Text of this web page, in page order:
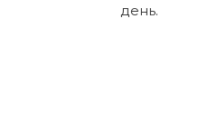
день.